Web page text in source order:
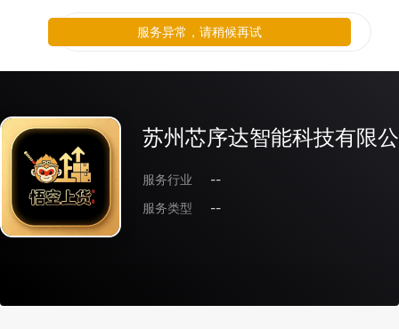
苏州芯序达智能科技有限
服务行业
--
服务类型
--
服务异常，请稍候再试